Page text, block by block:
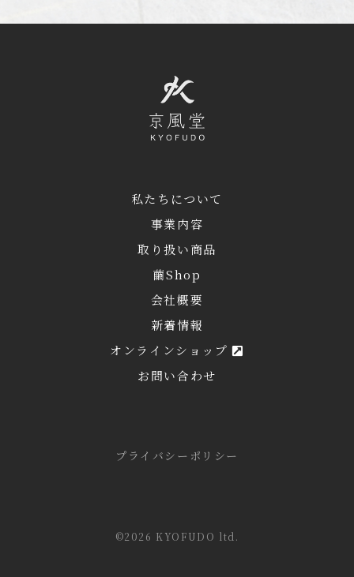
私たちについて
事業内容
取り扱い商品
繭Shop
会社概要
新着情報
オンラインショップ
お問い合わせ
プライバシーポリシー
©2026 KYOFUDO ltd.